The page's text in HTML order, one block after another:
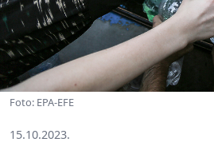
Foto: EPA-EFE
15.10.2023.